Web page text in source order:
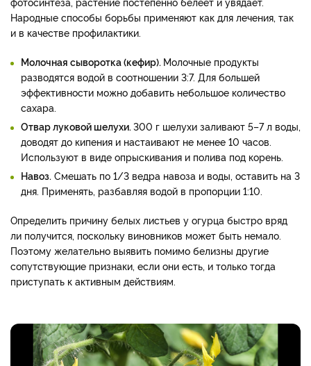
Народные способы борьбы применяют как для лечения, так
и в качестве профилактики.
Молочная сыворотка (кефир). Молочные продукты
разводятся водой в соотношении 3:7. Для большей
эффективности можно добавить небольшое количество
сахара.
Отвар луковой шелухи. 300 г шелухи заливают 5–7 л воды,
доводят до кипения и настаивают не менее 10 часов.
Используют в виде опрыскивания и полива под корень.
Навоз. Смешать по 1/3 ведра навоза и воды, оставить на 3
дня. Применять, разбавляя водой в пропорции 1:10.
Определить причину белых листьев у огурца быстро вряд
ли получится, поскольку виновников может быть немало.
Поэтому желательно выявить помимо белизны другие
сопутствующие признаки, если они есть, и только тогда
приступать к активным действиям.